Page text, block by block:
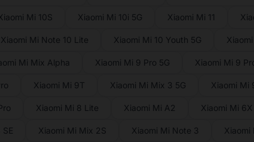
Mi 10S Xiaomi Mi 10i 5G Xiaomi Mi 11
Xiaomi Mi Note 10 Lite Xiaomi Mi 10 Youth 5G
Mi Mix Alpha Xiaomi Mi 9 Pro 5G Xiaomi Mi 9
Xiaomi Mi 9T Xiaomi Mi Mix 3 5G Xiaomi Mi
Xiaomi Mi 8 Lite Xiaomi Mi A2 Xiaomi Mi 6X
Xiaomi Mi Mix 2S Xiaomi Mi Note 3 Xiaomi